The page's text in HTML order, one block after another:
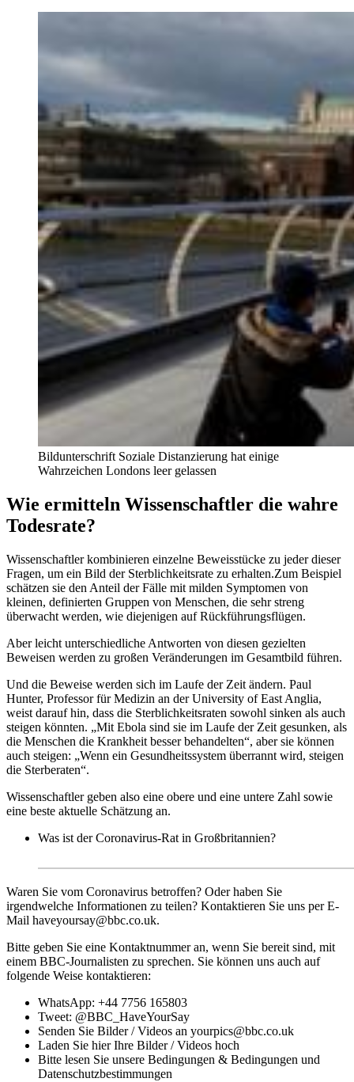
Bildunterschrift Soziale Distanzierung hat einige
Wahrzeichen Londons leer gelassen
Wie ermitteln Wissenschaftler die wahre
Todesrate?
Wissenschaftler kombinieren einzelne Beweisstücke zu jeder dieser
Fragen, um ein Bild der Sterblichkeitsrate zu erhalten.Zum Beispiel
schätzen sie den Anteil der Fälle mit milden Symptomen von
kleinen, definierten Gruppen von Menschen, die sehr streng
überwacht werden, wie diejenigen auf Rückführungsflügen.
Aber leicht unterschiedliche Antworten von diesen gezielten
Beweisen werden zu großen Veränderungen im Gesamtbild führen.
Und die Beweise werden sich im Laufe der Zeit ändern. Paul
Hunter, Professor für Medizin an der University of East Anglia,
weist darauf hin, dass die Sterblichkeitsraten sowohl sinken als auch
steigen könnten. „Mit Ebola sind sie im Laufe der Zeit gesunken, als
die Menschen die Krankheit besser behandelten“, aber sie können
auch steigen: „Wenn ein Gesundheitssystem überrannt wird, steigen
die Sterberaten“.
Wissenschaftler geben also eine obere und eine untere Zahl sowie
eine beste aktuelle Schätzung an.
Was ist der Coronavirus-Rat in Großbritannien?
Waren Sie vom Coronavirus betroffen? Oder haben Sie
irgendwelche Informationen zu teilen? Kontaktieren Sie uns per E-
Mail haveyoursay@bbc.co.uk.
Bitte geben Sie eine Kontaktnummer an, wenn Sie bereit sind, mit
einem BBC-Journalisten zu sprechen. Sie können uns auch auf
folgende Weise kontaktieren:
WhatsApp: +44 7756 165803
Tweet: @BBC_HaveYourSay
Senden Sie Bilder / Videos an yourpics@bbc.co.uk
Laden Sie hier Ihre Bilder / Videos hoch
Bitte lesen Sie unsere Bedingungen & Bedingungen und
Datenschutzbestimmungen